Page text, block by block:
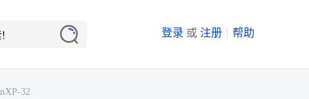
登录 或 注册 帮助
32